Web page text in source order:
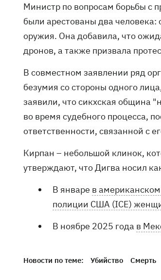
Министр по вопросам борьбы с
были арестованы два человека:
оружия. Она добавила, что
дронов, а также призвала
В совместном заявлении ряд
безумия со стороны одного
заявили, что сикхская община
во время судебного процесса,
ответственности, связанной с
Кирпан – небольшой клинок,
утверждают, что Дигва носил
В январе в
полиции США (ICE)
В ноябре 2025 года в
Новости по теме: Убийство Смерть